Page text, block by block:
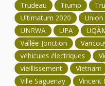
Trudeau
Trump
Ultimatum 2020
Union
UNRWA
UPA
Vallée-Jonction
véhicules électriques
vieillissement
Vietnam
Ville Saguenay
Vincent